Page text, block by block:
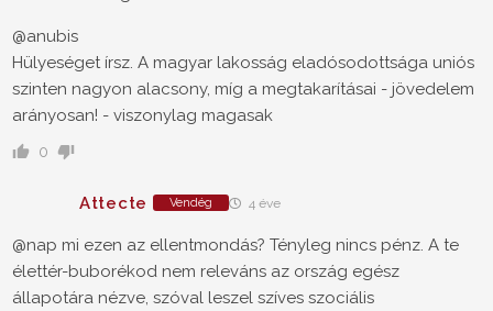
@anubis
Hülyeséget írsz. A magyar lakosság eladósodottsága uniós
szinten nagyon alacsony, míg a megtakarításai - jövedelem
arányosan! - viszonylag magasak
0
Attecte Vendég 4 éve
@nap mi ezen az ellentmondás? Tényleg nincs pénz. A te
élettér-buborékod nem releváns az ország egész
állapotára nézve, szóval leszel szíves szociális